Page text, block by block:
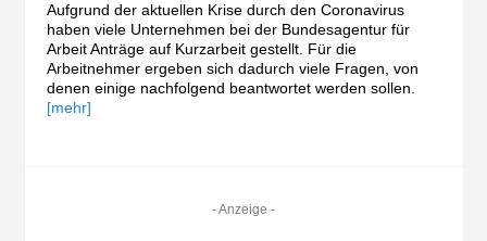
Aufgrund der aktuellen Krise durch den Coronavirus
haben viele Unternehmen bei der Bundesagentur für
Arbeit Anträge auf Kurzarbeit gestellt. Für die
Arbeitnehmer ergeben sich dadurch viele Fragen, von
denen einige nachfolgend beantwortet werden sollen.
[mehr]
- Anzeige -